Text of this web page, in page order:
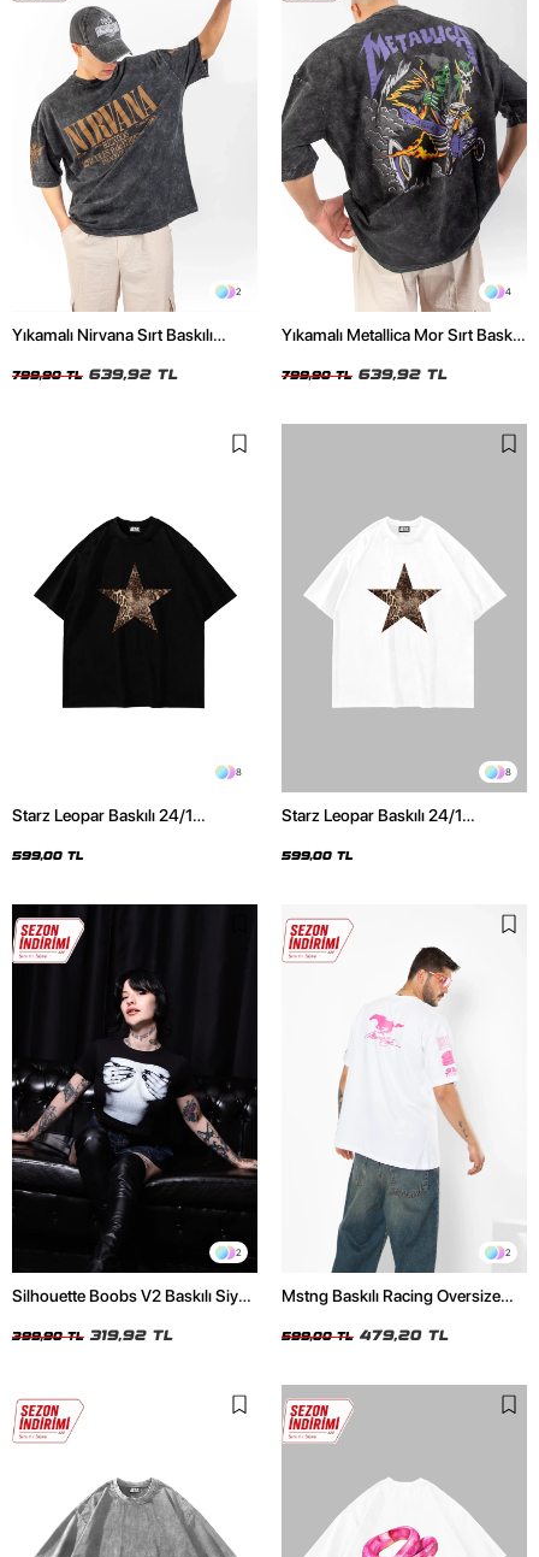
2
Yıkamalı Nirvana Sırt Baskılı
799,90 TL 639,92 TL
4
Yıkamalı Metallica Mor Sırt Baskılı
799,90 TL 639,92 TL
8
Starz Leopar Baskılı 24/1
599,00 TL
8
Starz Leopar Baskılı 24/1
599,00 TL
2
Silhouette Boobs V2 Baskılı Siyah
399,90 TL 319,92 TL
2
Mstng Baskılı Racing Oversize
599,00 TL 479,20 TL